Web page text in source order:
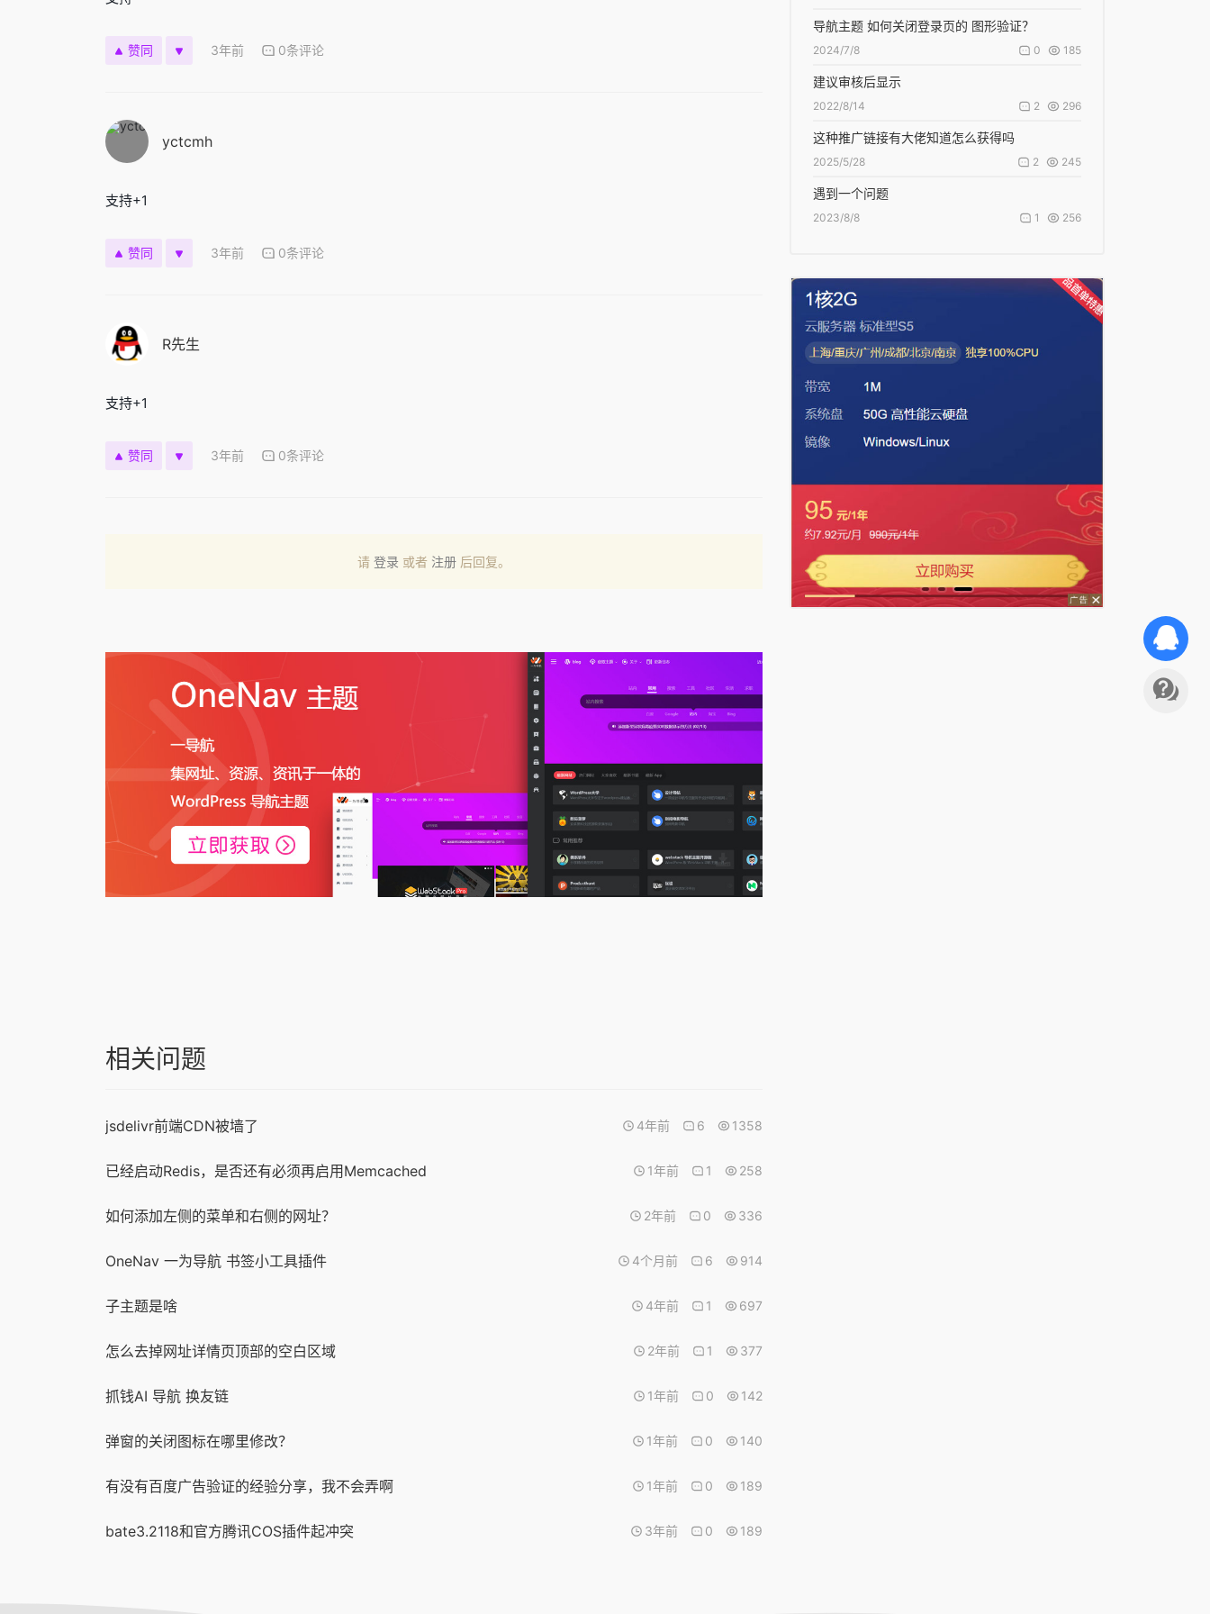
赞同 3年前 0条评论
yctcmh
支持+1
赞同 3年前 0条评论
R先生
支持+1
赞同 3年前 0条评论
请 登录 或者 注册 后回复。
相关问题
jsdelivr前端CDN被墙了 4年前 6 1358
已经启动Redis，是否还有必须再启用Memcached 1年前 1 258
如何添加左侧的菜单和右侧的网址？ 2年前 0 336
OneNav 一为导航 书签小工具插件 4个月前 6 914
子主题是啥 4年前 1 697
怎么去掉网址详情页顶部的空白区域 2年前 1 377
抓钱AI 导航 换友链 1年前 0 142
弹窗的关闭图标在哪里修改？ 1年前 0 140
有没有百度广告验证的经验分享，我不会弄啊 1年前 0 189
bate3.2118和官方腾讯COS插件起冲突 3年前 0 189
导航主题 如何关闭登录页的 图形验证？
2024/7/8 0 185
建议审核后显示
2022/8/14 2 296
这种推广链接有大佬知道怎么获得吗
2025/5/28 2 245
遇到一个问题
2023/8/8 1 256